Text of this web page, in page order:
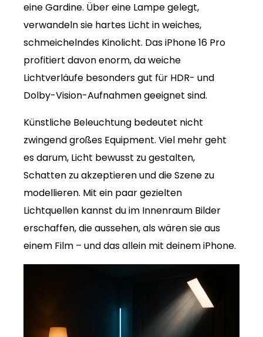
eine Gardine. Über eine Lampe gelegt,
verwandeln sie hartes Licht in weiches,
schmeichelndes Kinolicht. Das iPhone 16 Pro
profitiert davon enorm, da weiche
Lichtverläufe besonders gut für HDR- und
Dolby-Vision-Aufnahmen geeignet sind.
Künstliche Beleuchtung bedeutet nicht
zwingend großes Equipment. Viel mehr geht
es darum, Licht bewusst zu gestalten,
Schatten zu akzeptieren und die Szene zu
modellieren. Mit ein paar gezielten
Lichtquellen kannst du im Innenraum Bilder
erschaffen, die aussehen, als wären sie aus
einem Film – und das allein mit deinem iPhone.